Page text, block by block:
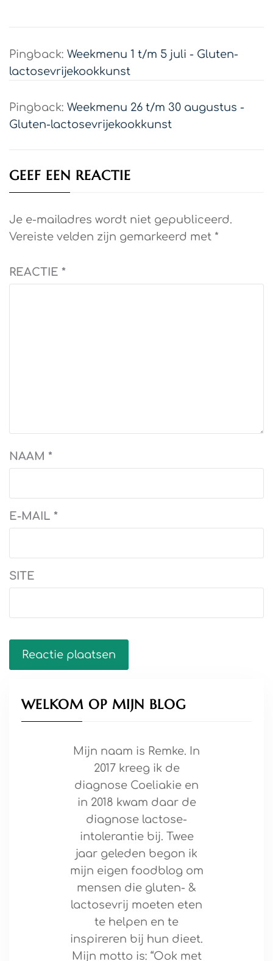
Pingback: Weekmenu 1 t/m 5 juli - Gluten-
lactosevrijekookkunst
Pingback: Weekmenu 26 t/m 30 augustus -
Gluten-lactosevrijekookkunst
GEEF EEN REACTIE
Je e-mailadres wordt niet gepubliceerd.
Vereiste velden zijn gemarkeerd met *
REACTIE *
NAAM *
E-MAIL *
SITE
WELKOM OP MIJN BLOG
Mijn naam is Remke. In
2017 kreeg ik de
diagnose Coeliakie en
in 2018 kwam daar de
diagnose lactose-
intolerantie bij. Twee
jaar geleden begon ik
mijn eigen foodblog om
mensen die gluten- &
lactosevrij moeten eten
te helpen en te
inspireren bij hun dieet.
Mijn motto is: “Ook met